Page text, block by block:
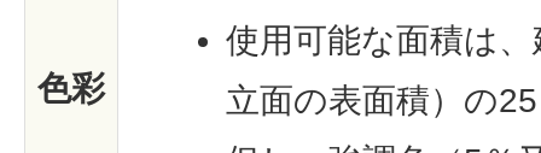
色彩
使用可能な面積は
立面の表面積）の